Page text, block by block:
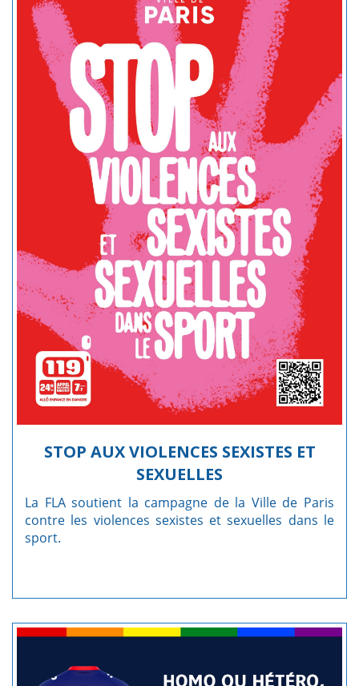
STOP AUX VIOLENCES SEXISTES ET
SEXUELLES
La FLA soutient la campagne de la Ville de Paris
contre les violences sexistes et sexuelles dans le
sport.